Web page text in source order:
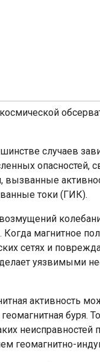
случаев
опасностей,
вызванные
токи (ГИК).
магнитное
сетях и
уязвимыми
активность
буря.
геомагнитно-